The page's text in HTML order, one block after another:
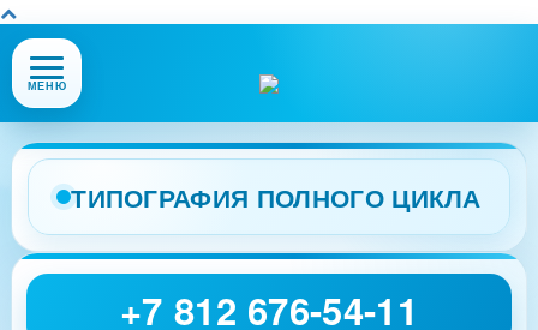
Открыть
или
меню
сайта
МЕНЮ
ТИПОГРАФИЯ ПОЛНОГО ЦИКЛА
+7 812 676-54-11